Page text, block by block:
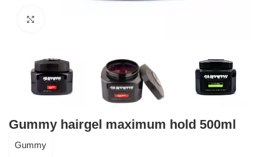
Gummy hairgel maximum hold 500ml
Gummy